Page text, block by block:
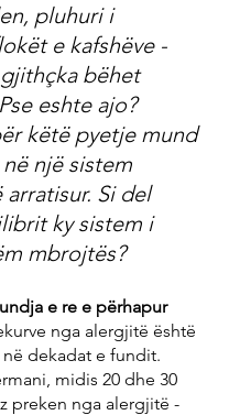
pluhuri i
e kafshëve -
bëhet
eshte ajo?
këtë pyetje mund
një sistem
Si del
ky sistem i
mbrojtës?
e re e përhapur
nga alergjitë është
dekadat e fundit.
midis 20 dhe 30
preken nga alergjitë -